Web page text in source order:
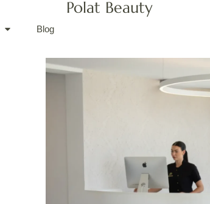
Blog
Polat Beauty